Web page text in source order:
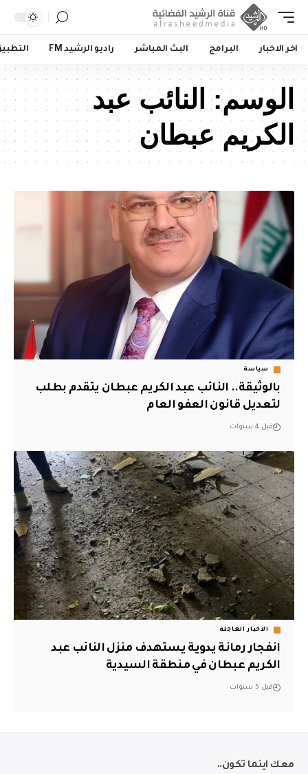
اخر الاخبار البرامج البث المباشر راديو الرشيد FM
الوسم: النائب عبد
الكريم عبطان
سياسة
بالوثيقة.. النائب عبد الكريم عبطان يتقدم بطلب
لتعديل قانون العفو العام
قبل 4 سنوات
الاخبار العاجلة
انفجار رمانة يدوية يستهدف منزل النائب عبد
الكريم عبطان في منطقة السيدية
قبل 5 سنوات
معك اينما تكون..